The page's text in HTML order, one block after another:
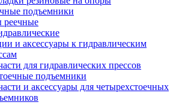
подъемники
реечные
и аксессуары к гидравлическим
для гидравлических прессов
подъемники
и аксессуары для четырехстоечных